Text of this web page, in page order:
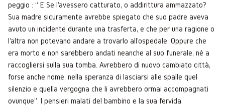
peggio : “ E Se l'avessero catturato, o addirittura ammazzato?
Sua madre sicuramente avrebbe spiegato che suo padre aveva
avuto un incidente durante una trasferta, e che per una ragione o
l'altra non potevano andare a trovarlo all'ospedale. Oppure che
era morto e non sarebbero andati neanche al suo funerale, né a
raccogliersi sulla sua tomba. Avrebbero di nuovo cambiato città,
forse anche nome, nella speranza di lasciarsi alle spalle quel
silenzio e quella vergogna che li avrebbero ormai accompagnati
ovunque”. I pensieri malati del bambino e la sua fervida